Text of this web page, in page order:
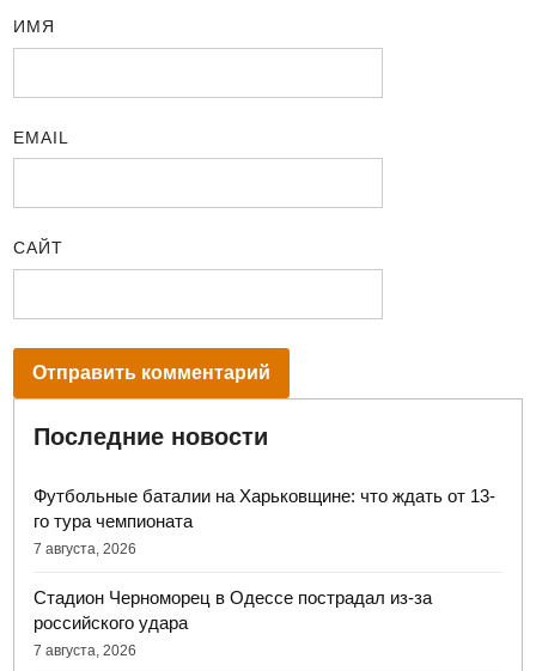
ИМЯ
EMAIL
САЙТ
Последние новости
Футбольные баталии на Харьковщине: что ждать от 13-
го тура чемпионата
7 августа, 2026
Стадион Черноморец в Одессе пострадал из-за
российского удара
7 августа, 2026